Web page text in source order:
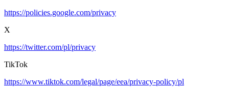
https://policies.google.com/privacy
X
https://twitter.com/pl/privacy
TikTok
https://www.tiktok.com/legal/page/eea/privacy-policy/pl